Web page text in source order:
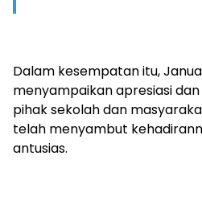
Dalam kesempatan itu,
menyampaikan apresiasi
pihak sekolah dan
telah menyambut
antusias.